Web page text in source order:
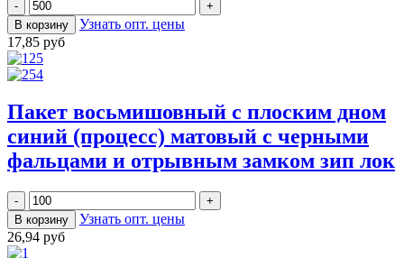
Узнать опт. цены
17,85 руб
Пакет восьмишовный с плоским дном
синий (процесс) матовый с черными
фальцами и отрывным замком зип лок
Узнать опт. цены
26,94 руб